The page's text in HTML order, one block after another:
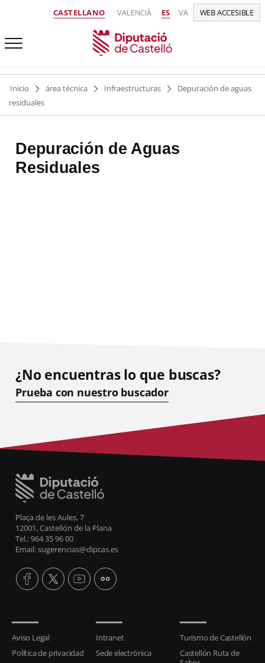
CASTELLANO VALENCIÀ ES VA WEB ACCESIBLE
Inicio área técnica Infraestructuras
Depuración de aguas
residuales
Depuración de Aguas
Residuales
¿No encuentras lo que buscas?
Prueba con nuestro buscador
Plaça de les Aules, 7
12001, Castellón de la Plana
Tel.: 964 35 96 00
Email: sugerencias@dipcas.es
Aviso Legal
Política de privacidad
Intranet
Sede electrónica
Turismo de Castellón
Castellón Ruta de